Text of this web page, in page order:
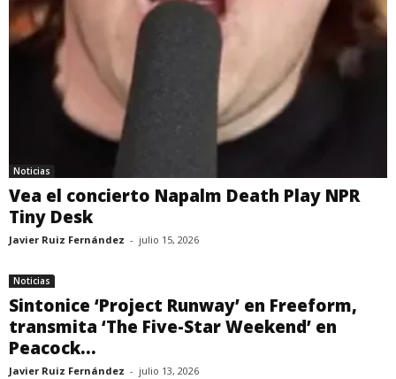
Noticias
Vea el concierto Napalm Death Play NPR
Tiny Desk
Javier Ruiz Fernández - julio 15, 2026
Noticias
Sintonice ‘Project Runway’ en Freeform,
transmita ‘The Five-Star Weekend’ en
Peacock...
Javier Ruiz Fernández - julio 13, 2026